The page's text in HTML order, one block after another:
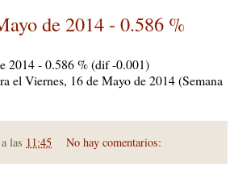
de 2014 - 0.586 %
2014 - 0.586 % (dif -0.001)
el Viernes, 16 de Mayo de 2014 (Semana
las 11:45 No hay comentarios: